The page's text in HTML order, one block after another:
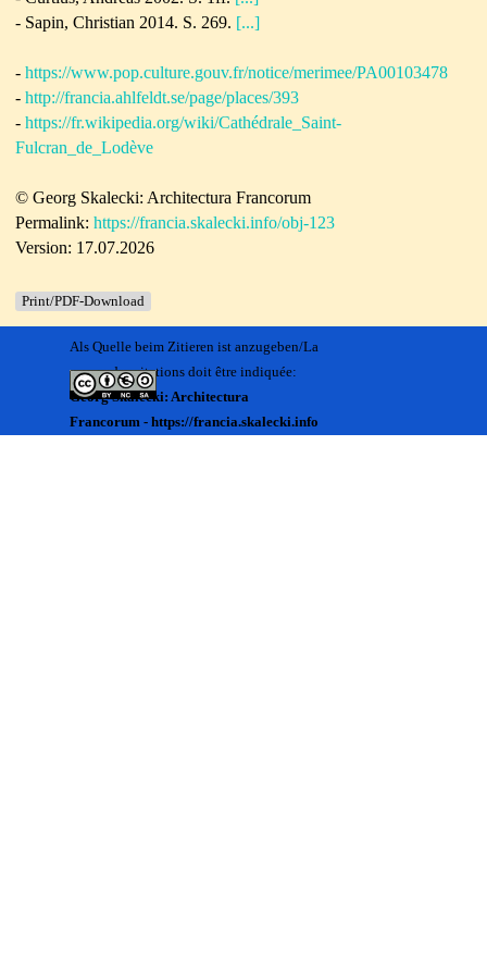
- Sapin, Christian 2014. S. 269. [...]
- https://www.pop.culture.gouv.fr/notice/merimee/PA00103478
- http://francia.ahlfeldt.se/page/places/393
- https://fr.wikipedia.org/wiki/Cathédrale_Saint-
Fulcran_de_Lodève
© Georg Skalecki: Architectura Francorum
Permalink: https://francia.skalecki.info/obj-123
Version: 17.07.2026
Print/PDF-Download
Als Quelle beim Zitieren ist anzugeben/La
source des citations doit être indiquée:
Georg Skalecki: Architectura
Francorum - https://francia.skalecki.info